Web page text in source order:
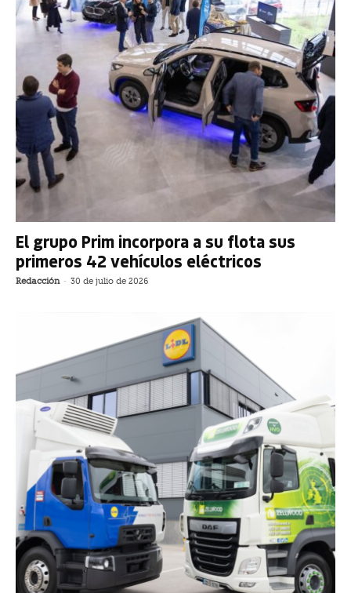
El grupo Prim incorpora a su flota sus
primeros 42 vehículos eléctricos
Redacción - 30 de julio de 2026